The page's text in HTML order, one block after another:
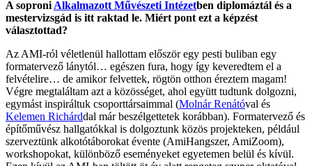
A soproni Alkalmazott Művészeti Intézetben diplomáztál és a
mestervizsgád is itt raktad le. Miért pont ezt a képzést
választottad?
Az AMI-ról véletlenül hallottam először egy pesti buliban egy
formatervező lánytól… egészen fura, hogy így keveredtem el a
felvételire… de amikor felvettek, rögtön otthon éreztem magam!
Végre megtaláltam azt a közösséget, ahol együtt tudtunk dolgozni,
egymást inspiráltuk csoporttársaimmal (Molnár Renátóval és
Kelemen Richárddal már beszélgettetek korábban). Formatervező és
építőművész hallgatókkal is dolgoztunk közös projekteken, például
szerveztünk alkotótáborokat évente (AmiHangszer, AmiZoom),
workshopokat, különböző eseményeket egyetemen belül és kívül.